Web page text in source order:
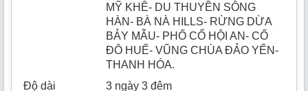
MỸ KHÊ- DU THUYỀN SÔNG
HÀN- BÀ NÀ HILLS- RỪNG DỪA
BẢY MẪU- PHỐ CỔ HỘI AN- CỐ
ĐÔ HUẾ- VŨNG CHÙA ĐẢO YẾN-
THANH HÓA.
Độ dài
3 ngày 3 đêm